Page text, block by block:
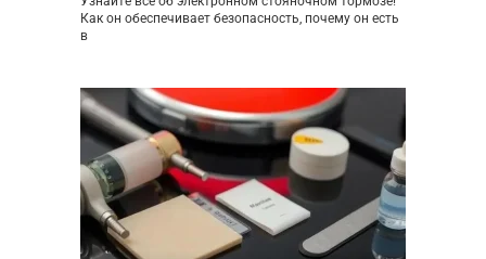
Как он обеспечивает безопасность, почему он есть
в